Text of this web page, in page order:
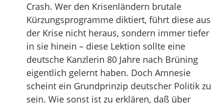
Crash. Wer den Krisenländern brutale
Kürzungsprogramme diktiert, führt diese aus
der Krise nicht heraus, sondern immer tiefer
in sie hinein – diese Lektion sollte eine
deutsche Kanzlerin 80 Jahre nach Brüning
eigentlich gelernt haben. Doch Amnesie
scheint ein Grundprinzip deutscher Politik zu
sein. Wie sonst ist zu erklären, daß über